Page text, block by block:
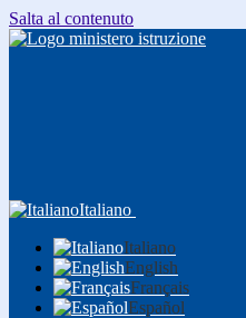
Salta al contenuto
Italiano
Italiano
English
Français
Español